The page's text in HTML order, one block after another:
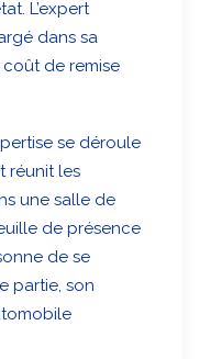
L’expert
dans sa
de remise
se déroule
réunit les
une salle de
de présence
de se
partie, son